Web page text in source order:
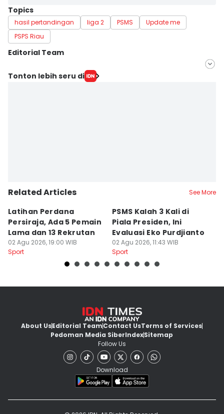
Topics
hasil pertandingan liga 2 PSMS
Update me
PSPS Riau
Editorial Team
Editor
Tonton lebih seru di
Related Articles See More
Latihan Perdana
Persiraja, Ada 5 Pemain
Lama dan 13 Rekrutan
02 Agu 2026, 19:00 WIB
Sport
PSMS Kalah 3 Kali di
Piala Presiden, Ini
Evaluasi Eko Purdjianto
02 Agu 2026, 11:43 WIB
Sport
About UsEditorial TeamContact UsTerms of Services
Pedoman Media SiberIndexSitemap
Follow Us
Download